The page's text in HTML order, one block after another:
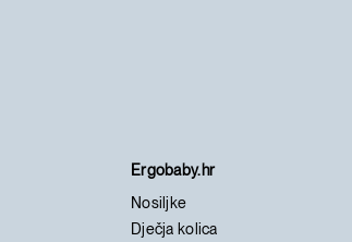
Ergobaby.hr
Nosiljke
Dječja kolica